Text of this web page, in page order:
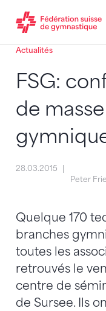
Passer au contenu
Naviguer vers le plan
JavaScript est
Actualités
FSG:
de
28.03.2015
Peter
Quelque 170
branches
toutes les
retrouvés le
centre de
de Sursee. Ils